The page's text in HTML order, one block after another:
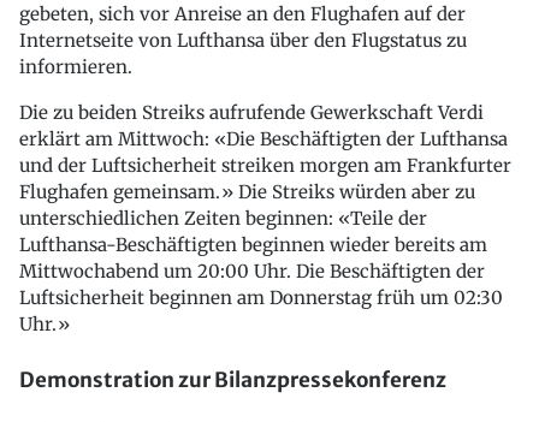
gebeten, sich vor Anreise an den Flughafen auf der
Internetseite von Lufthansa über den Flugstatus zu
informieren.
Die zu beiden Streiks aufrufende Gewerkschaft Verdi
erklärt am Mittwoch: «Die Beschäftigten der Lufthansa
und der Luftsicherheit streiken morgen am Frankfurter
Flughafen gemeinsam.» Die Streiks würden aber zu
unterschiedlichen Zeiten beginnen: «Teile der
Lufthansa-Beschäftigten beginnen wieder bereits am
Mittwochabend um 20:00 Uhr. Die Beschäftigten der
Luftsicherheit beginnen am Donnerstag früh um 02:30
Uhr.»
Demonstration zur Bilanzpressekonferenz